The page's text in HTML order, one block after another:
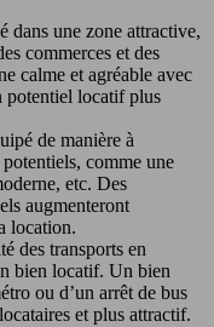
dans une zone attractive,
commerces et des
calme et agréable avec
potentiel locatif plus
de manière à
comme une
etc. Des
augmenteront
location.
des transports en
bien locatif. Un bien
ou d’un arrêt de bus
et plus attractif.